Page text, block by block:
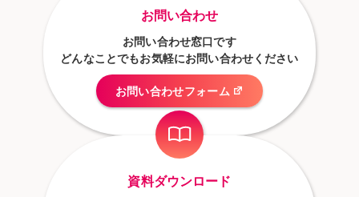
お問い合わせ
お問い合わせ窓口です
どんなことでもお気軽にお問い合わせください
お問い合わせフォーム
資料ダウンロード